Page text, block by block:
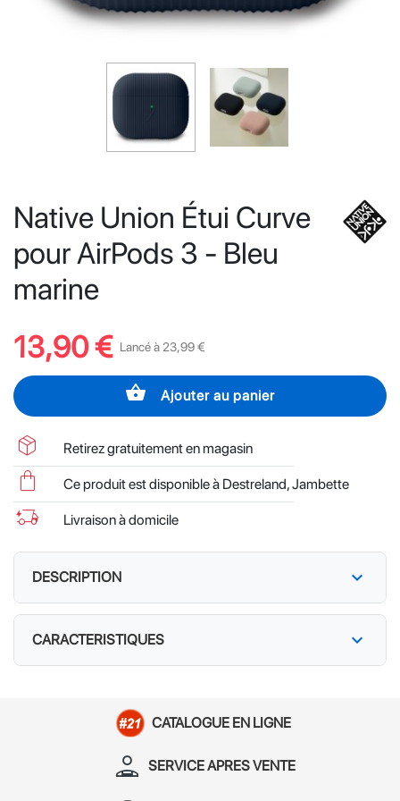
Native Union Étui Curve
pour AirPods 3 - Bleu
marine
13,90 € Lancé à 23,99 €
shopping_basket Ajouter au panier
package_2 Retirez gratuitement en magasin
shopping_bag Ce produit est disponible à Destreland, Jambette
delivery_truck_bolt Livraison à domicile
DESCRIPTION expand_more
CARACTERISTIQUES expand_more
CATALOGUE EN LIGNE
person_apron SERVICE APRES VENTE